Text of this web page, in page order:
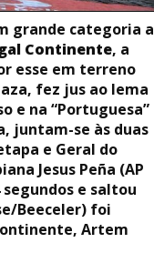
grande categoria a
Continente, a
esse em terreno
fez jus ao lema
e na “Portuguesa”
juntam-se às duas
e Geral do
Jesus Peña (AP
e saltou
Beeceler) foi
Artem